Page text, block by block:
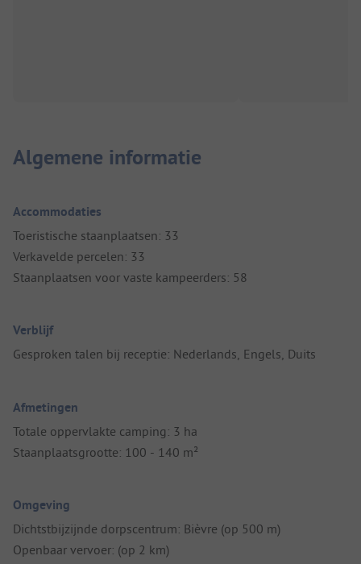
Algemene informatie
Accommodaties
Toeristische staanplaatsen: 33
Verkavelde percelen: 33
Staanplaatsen voor vaste kampeerders: 58
Verblijf
Gesproken talen bij receptie: Nederlands, Engels, Duits
Afmetingen
Totale oppervlakte camping: 3 ha
Staanplaatsgrootte: 100 - 140 m²
Omgeving
Dichtstbijzijnde dorpscentrum: Bièvre (op 500 m)
Openbaar vervoer: (op 2 km)